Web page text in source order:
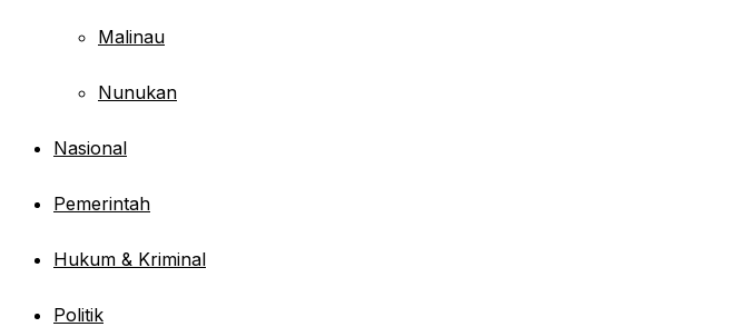
Malinau
Nunukan
Nasional
Pemerintah
Hukum & Kriminal
Politik